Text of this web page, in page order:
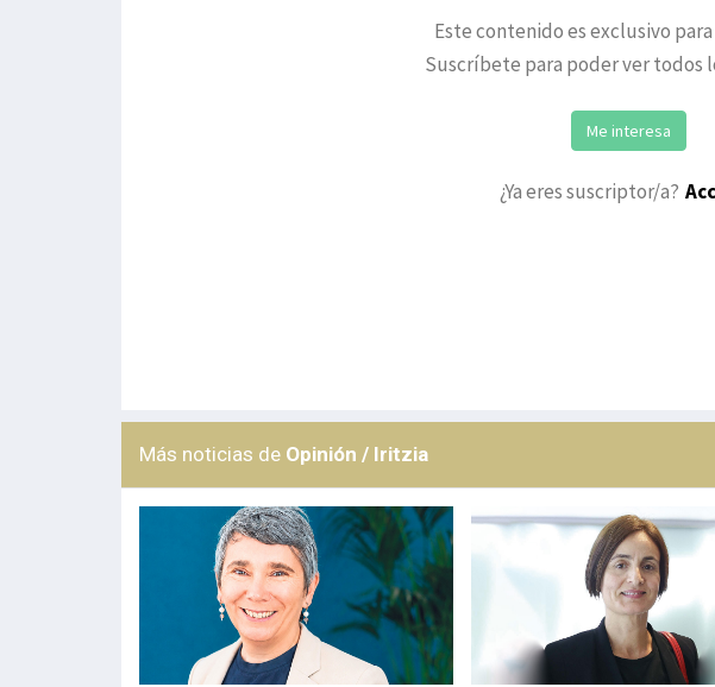
Este contenido es exclusivo
Suscríbete para poder ver todos
Me interesa
¿Ya eres suscriptor/a?
Más noticias de Opinión / Iritzia